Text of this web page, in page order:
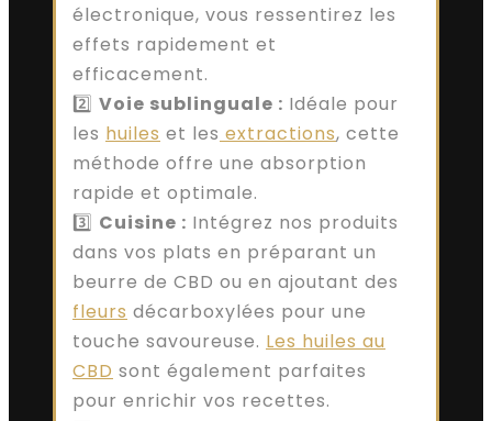
électronique, vous ressentirez les
effets rapidement et
efficacement.
2️⃣ Voie sublinguale : Idéale pour
les huiles et les extractions, cette
méthode offre une absorption
rapide et optimale.
3️⃣ Cuisine : Intégrez nos produits
dans vos plats en préparant un
beurre de CBD ou en ajoutant des
fleurs décarboxylées pour une
touche savoureuse. Les huiles au
CBD sont également parfaites
pour enrichir vos recettes.